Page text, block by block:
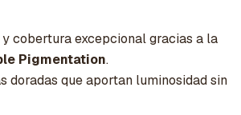
cobertura excepcional gracias a la
Pigmentation.
doradas que aportan luminosidad sin